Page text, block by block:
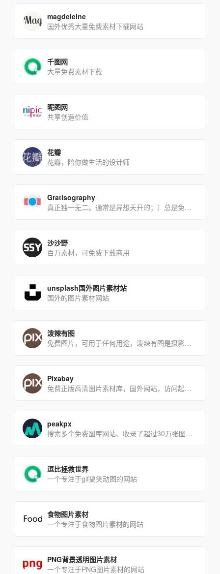
magdeleine
国外优秀大量免费素材下载网站
千图网
大量免费素材下载
昵图网
共享创造价值
花瓣
花瓣，陪你做生活的设计师
Gratisography
真正独一无二。通常是异想天开的；）总是免费的。
沙沙野
百万素材，可免费下载商用
unsplash国外图片素材站
国外的图片素材网站
泼辣有图
免费图片，可用于任何用途，泼辣有图是摄影人发起的公开创源活动
Pixabay
免费正版高清图片素材库，国外网站，访问起来速度较慢
peakpx
搜索多个免费图库网站、收录了超过30万张图片、所有图片都是CC0协议
逗比拯救世界
一个专注于gif搞笑动图的网站
食物图片素材
一个专注于食物图片素材的网站
PNG背景透明图片素材
一个专注于PNG图片素材的网站